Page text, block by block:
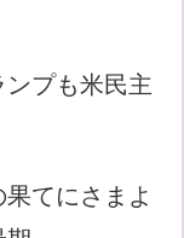
プも米民主
てにさまよ